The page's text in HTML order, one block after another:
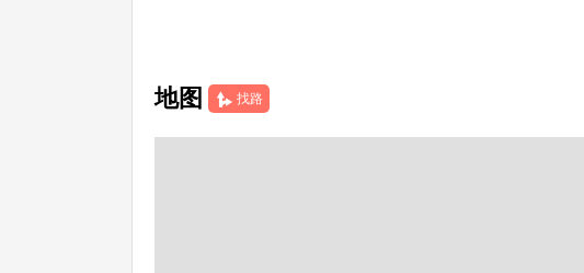
地图 找路